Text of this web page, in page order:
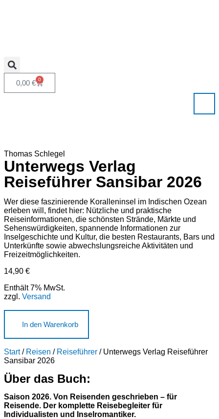
0,00 € 0
Thomas Schlegel
Unterwegs Verlag
Reiseführer Sansibar 2026
Wer diese faszinierende Koralleninsel im Indischen Ozean
erleben will, findet hier: Nützliche und praktische
Reiseinformationen, die schönsten Strände, Märkte und
Sehenswürdigkeiten, spannende Informationen zur
Inselgeschichte und Kultur, die besten Restaurants, Bars und
Unterkünfte sowie abwechslungsreiche Aktivitäten und
Freizeitmöglichkeiten.
14,90 €
Enthält 7% MwSt.
zzgl. Versand
In den Warenkorb
Start/ Reisen / Reiseführer / Unterwegs Verlag Reiseführer
Sansibar 2026
Über das Buch:
Saison 2026. Von Reisenden geschrieben – für
Reisende. Der komplette Reisebegleiter für
Individualisten und Inselromantiker.